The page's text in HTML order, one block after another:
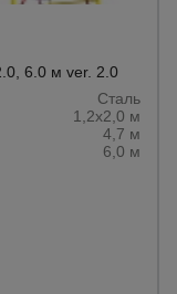
6.0 м ver. 2.0
Сталь
1,2х2,0 м
4,7 м
6,0 м